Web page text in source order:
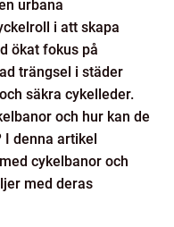
urbana
i att skapa
ökat fokus på
trängsel i städer
säkra cykelleder.
och hur kan de
denna artikel
cykelbanor och
med deras